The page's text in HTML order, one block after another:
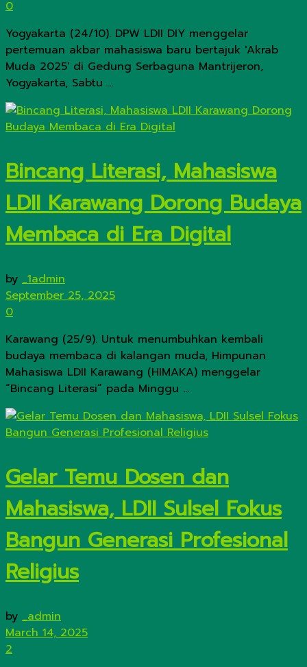
0
Yogyakarta (24/10). DPW LDII DIY menggelar
pertemuan akbar mahasiswa baru bertajuk 'Akrab
Muda 2025' di Gedung Serbaguna Mantrijeron,
Yogyakarta, Sabtu ...
Bincang Literasi, Mahasiswa
LDII Karawang Dorong Budaya
Membaca di Era Digital
by _1admin
September 25, 2025
0
Karawang (25/9). Untuk menumbuhkan kembali
budaya membaca di kalangan muda, Himpunan
Mahasiswa LDII Karawang (HIMAKA) menggelar
“Bincang Literasi” pada Minggu ...
Gelar Temu Dosen dan
Mahasiswa, LDII Sulsel Fokus
Bangun Generasi Profesional
Religius
by _admin
March 14, 2025
2